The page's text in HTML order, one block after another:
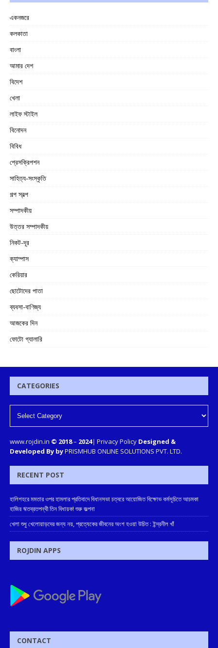
একনজরে
কলকাতা
বাংলা
আমার দেশ
বিদেশ
খেলা
লাইফ স্টাইল
বিনোদন
বিবিধ
প্রেসক্রিপশন
সাহিত্য-সংস্কৃতি
গল্প স্বল্প
সম্পাদকীয়
উত্তর সম্পাদকীয়
নিকট-দূর
ক্যাম্পাস
কেরিয়ার
ছোটোদের পাতা
ব্যবসা-বাণিজ্য
আজকের দিন
ফোটো গ্যালারি
CATEGORIES
www.rojdin.in © 2018– 2024| Privacy Policy Designed &
Developed By byPRISMHUB ONLINE SOLUTIONS PVT. LTD.
RECENT POST
হালিশহরে মমতার ওপর হামলার প্রতিবাদে বিধানসভা চত্বরে আয়োজিত বিক্ষোভ কর্মসূচিতে আচমকা
হাজির ঋতব্রতপন্থী তিন বিধায়ক! শুরু জল্পনা
খেলা শুধু খেলোয়াড়দের জন্য নয়, প্রত্যেকের জীবনের অংশ হওয়া উচিত : ইন্দ্রনীল খাঁ
ROJDIN APPS
CONTACT